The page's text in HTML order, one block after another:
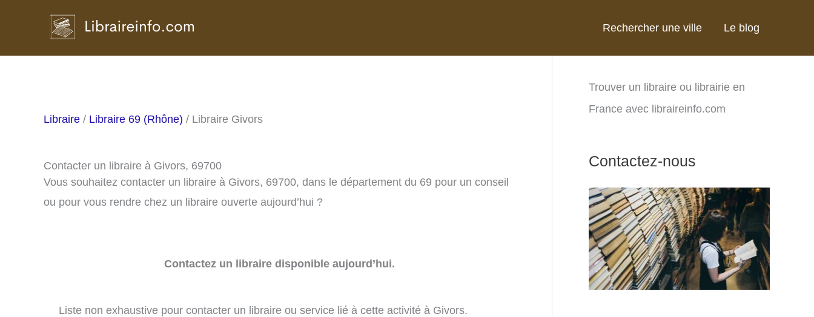
Rechercher une ville Le blog
Libraire / Libraire 69 (Rhône) / Libraire Givors
Contacter un libraire à Givors, 69700
Vous souhaitez contacter un libraire à Givors, 69700, dans le département du 69 pour un conseil
ou pour vous rendre chez un libraire ouverte aujourd’hui ?
Contactez un libraire disponible aujourd’hui.
Liste non exhaustive pour contacter un libraire ou service lié à cette activité à Givors.
Trouver un libraire ou librairie en
France avec libraireinfo.com
Contactez-nous